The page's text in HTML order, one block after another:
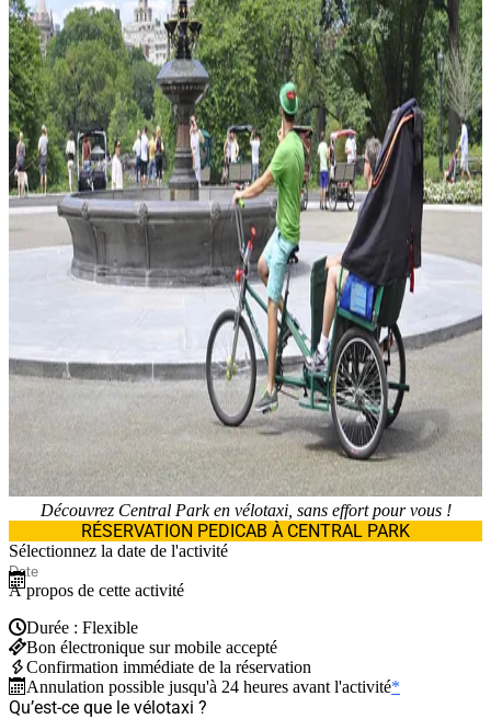
Découvrez Central Park en vélotaxi, sans effort pour vous !
RÉSERVATION PEDICAB À CENTRAL PARK
Sélectionnez la date de l'activité
À propos de cette activité
Durée : Flexible
Bon électronique sur mobile accepté
Confirmation immédiate de la réservation
Annulation possible jusqu'à 24 heures avant l'activité*
Qu’est-ce que le vélotaxi ?